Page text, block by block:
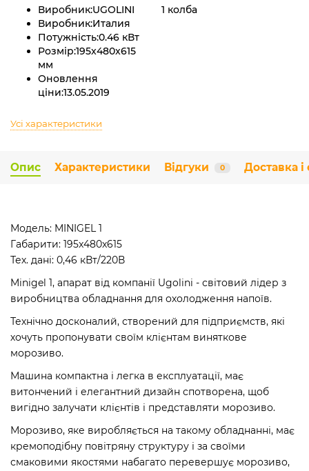
Виробник:UGOLINI
Виробник:Италия
Потужність:0.46 кВт
Розмір:195x480x615
мм
Оновлення
ціни:13.05.2019
1 колба
Усі характеристики
Опис Характеристики Відгуки 0 Доставка і
Модель: MINIGEL 1
Габарити: 195x480x615
Тех. дані: 0,46 кВт/220В
Minigel 1, апарат від компанії Ugolini - світовий лідер з
виробництва обладнання для охолодження напоїв.
Технічно досконалий, створений для підприємств, які
хочуть пропонувати своїм клієнтам виняткове
морозиво.
Машина компактна і легка в експлуатації, має
витончений і елегантний дизайн спотворена, щоб
вигідно залучати клієнтів і представляти морозиво.
Морозиво, яке виробляється на такому обладнанні, має
кремоподібну повітряну структуру і за своїми
смаковими якостями набагато перевершує морозиво,